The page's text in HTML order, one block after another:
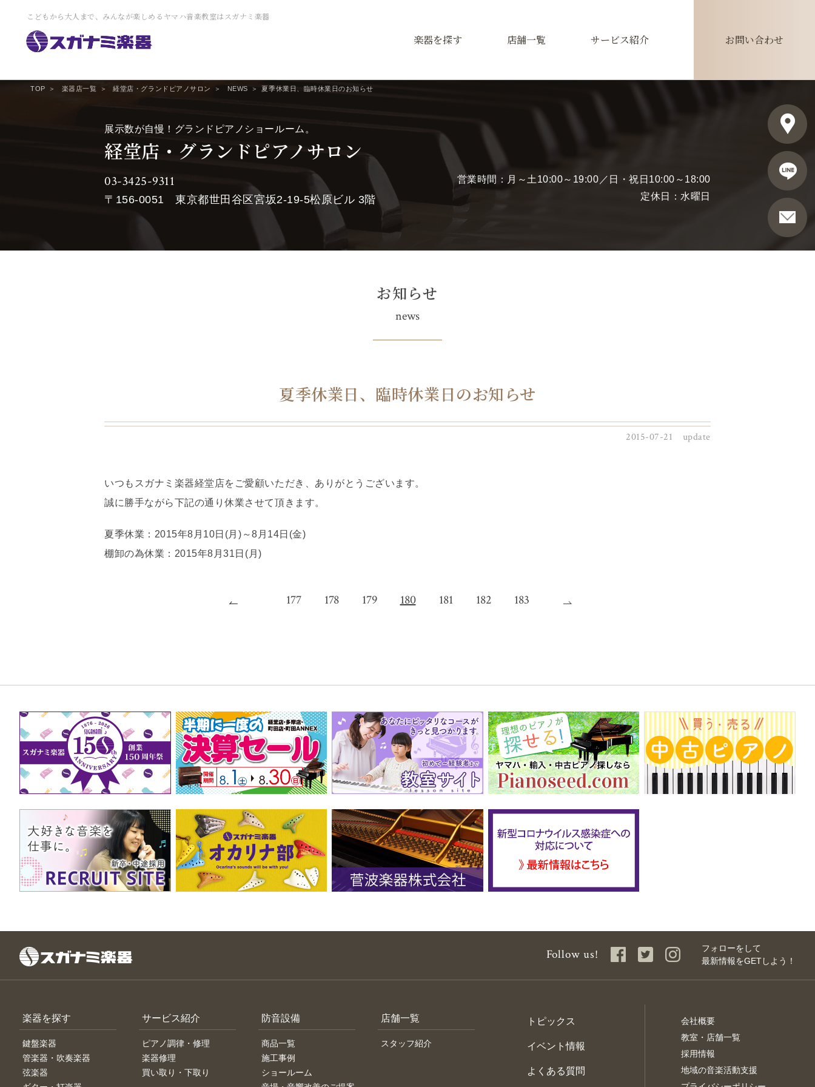
こどもから大人まで、みんなが楽しめるヤマハ音楽教室はスガナミ楽器
楽器を探す 店舗一覧 サービス紹介 お問い合わせ
TOP 楽器店一覧 経堂店・グランドピアノサロン NEWS 夏季休業日、臨時休業日のお知らせ
展示数が自慢！グランドピアノショールーム。
経堂店・グランドピアノサロン
03-3425-9311
〒156-0051東京都世田谷区宮坂2-19-5松原ビル 3階
営業時間：月～土10:00～19:00／日・祝日10:00～18:00
定休日：水曜日
お知らせ
news
夏季休業日、臨時休業日のお知らせ
2015-07-21 update
いつもスガナミ楽器経堂店をご愛顧いただき、ありがとうございます。
誠に勝手ながら下記の通り休業させて頂きます。
夏季休業：2015年8月10日(月)～8月14日(金)
棚卸の為休業：2015年8月31日(月)
177 178 179 180 181 182 183
Follow us!
フォローをして
最新情報をGETしよう！
楽器を探す
鍵盤楽器
管楽器・吹奏楽器
弦楽器
サービス紹介
ピアノ調律・修理
楽器修理
買い取り・下取り
防音設備
商品一覧
施工事例
ショールーム
店舗一覧
スタッフ紹介
トピックス
イベント情報
よくある質問
会社概要
教室・店舗一覧
採用情報
地域の音楽活動支援